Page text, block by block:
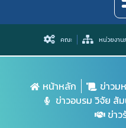
คณะ หน่วยงาน
หน้าหลัก ข่าวม
ข่าวอบรม วิจัย สั
ข่า